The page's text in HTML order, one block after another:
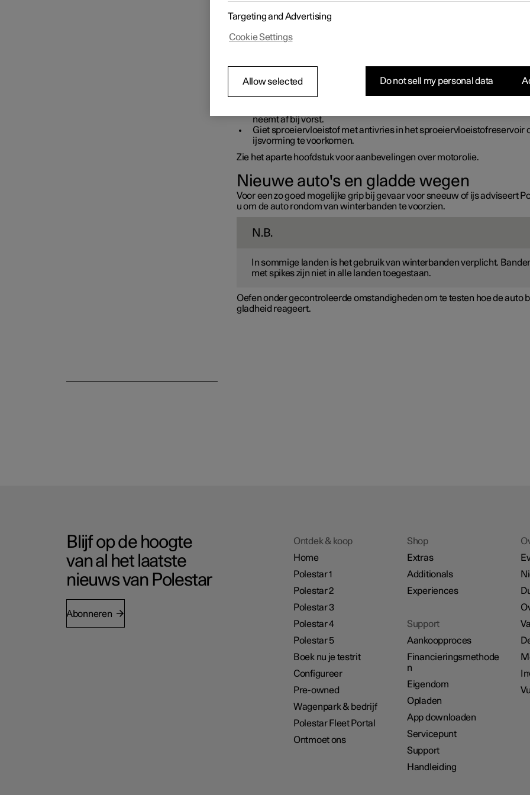
De koelvloeistof van de motor moet 50% glycol bevatten. Bij een
concentratie is de motor beschermd tegen bevriezing tot
Om gezondheidsrisico's te vermijden is het zaak geen verschillende
Houd de tank altijd goed gevuld om condens in de brandstoftank
gaan.
Controleer de algehele conditie en de ladingsgraad van de
neemt af bij vorst.
Giet sproeiervloeistof met antivries in het sproeiervloeistofreservoir
ijsvorming te voorkomen.
Zie het aparte hoofdstuk voor aanbevelingen over motorolie.
Nieuwe auto's en gladde wegen
Voor een zo goed mogelijke grip bij gevaar voor sneeuw of ijs adviseert
u om de auto rondom van winterbanden te voorzien.
N.B.
In sommige landen is het gebruik van winterbanden verplicht.
met spikes zijn niet in alle landen toegestaan.
Oefen onder gecontroleerde omstandigheden om te testen hoe de auto
gladheid reageert.
Blijf op de hoogte
van al het laatste
nieuws van Polestar
Abonneren
Ontdek & koop
Home
Polestar 1
Polestar 2
Polestar 3
Polestar 4
Polestar 5
Boek nu je testrit
Configureer
Pre-owned
Wagenpark & bedrijf
Polestar Fleet Portal
Ontmoet ons
Shop
Extras
Additionals
Experiences
Support
Aankoopproces
Financieringsmethode
n
Eigendom
Opladen
App downloaden
Servicepunt
Support
Handleiding
Targeting and Advertising
Cookie Settings
Allow selected Do not sell my personal data